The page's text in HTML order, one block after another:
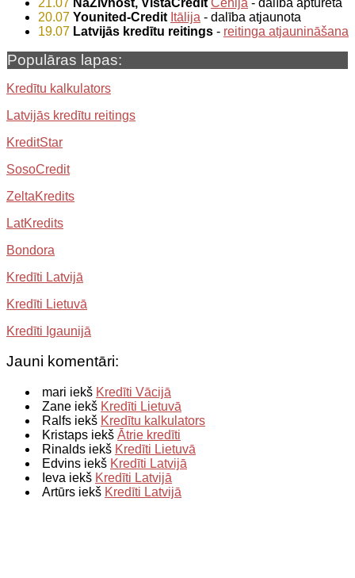
20.07 Younited-Credit Itālija - dalība atjaunota
19.07 Latvijās kredītu reitings - reitinga atjaunināšana
Populāras lapas:
Kredītu kalkulators
Latvijās kredītu reitings
KreditStar
SosoCredit
ZeltaKredits
LatKredits
Bondora
Kredīti Latvijā
Kredīti Lietuvā
Kredīti Igaunijā
Jauni komentāri:
mari iekš Kredīti Vācijā
Zane iekš Kredīti Lietuvā
Ralfs iekš Kredītu kalkulators
Kristaps iekš Ātrie kredīti
Rinalds iekš Kredīti Lietuvā
Edvins iekš Kredīti Latvijā
Ieva iekš Kredīti Latvijā
Artūrs iekš Kredīti Latvijā